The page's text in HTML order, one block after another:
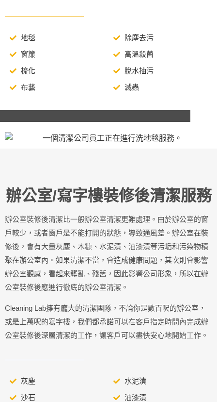
地毯
窗簾
梳化
布藝
除塵去污
高溫殺菌
脫水抽污
滅蟲
辦公室/寫字樓裝修後清潔服務
辦公室裝修後清潔比一般辦公室清潔更難處理。由於辦公室的窗
戶較少，或者窗戶是不能打開的狀態，導致通風差。辦公室在裝
修後，會有大量灰塵、木糠、水泥漬、油漆漬等污垢和污染物積
聚在辦公室內。如果清潔不當，會造成健康問題，其次則會影響
辦公室觀感，看起來髒亂、殘舊，因此影響公司形象，所以在辦
公室裝修後應進行徹底的辦公室清潔。
Cleaning Lab擁有龐大的清潔團隊，不論你是數百呎的辦公室，
或是上萬呎的寫字樓，我們都承諾可以在客戶指定時間內完成辦
公室裝修後深層清潔的工作，讓客戶可以盡快安心地開始工作。
灰塵
沙石
水泥漬
油漆漬